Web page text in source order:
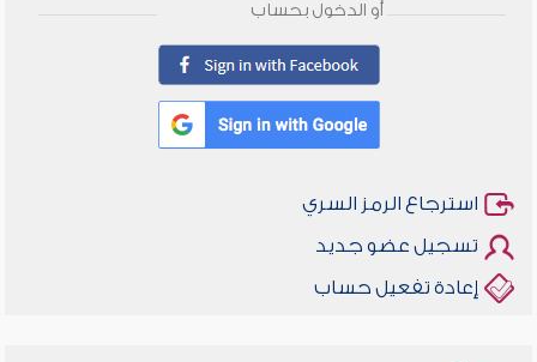
أو الدخول بحساب
استرجاع الرمز السري
تسجيل عضو جديد
إعادة تفعيل حساب